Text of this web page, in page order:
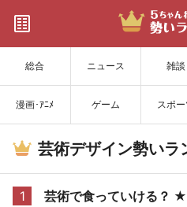
総合 ニュース 雑談
漫画･ｱﾆﾒ ゲーム スポ
サイ
芸術デザイン勢いラ
1 芸術で食っていける？